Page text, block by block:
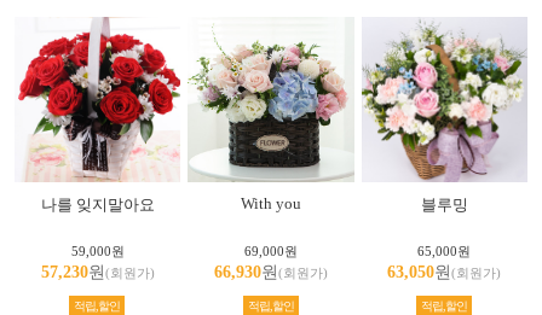
나를 잊지말아요
59,000원
57,230원(회원가)
적립,할인
With you
69,000원
66,930원(회원가)
적립,할인
블루밍
65,000원
63,050원(회원가)
적립,할인